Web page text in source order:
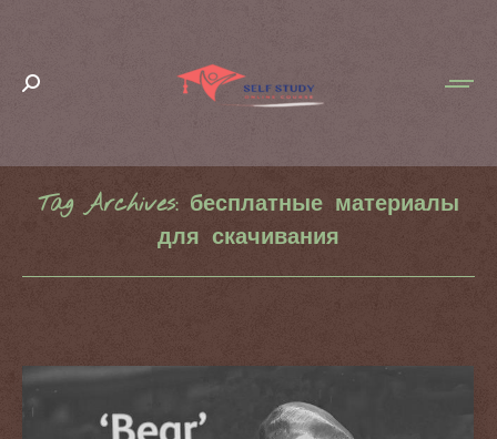
Search:
Tag Archives: бесплатные материалы
для скачивания
You are here: